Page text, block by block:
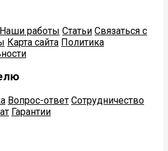
Наши работы Статьи Связаться с
Карта сайта Политика
Вопрос-ответ Сотрудничество
Гарантии